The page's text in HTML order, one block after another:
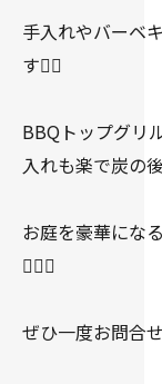
手入れやバーベ
す😮‍💨
BBQトップグリ
入れも楽で炭の
お庭を豪華にな
👍🏻✨
ぜひ一度お問合